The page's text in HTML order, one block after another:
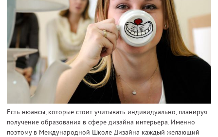
Есть нюансы, которые стоит учитывать индивидуально, планируя
получение образования в сфере дизайна интерьера. Именно
поэтому в Международной Школе Дизайна каждый желающий